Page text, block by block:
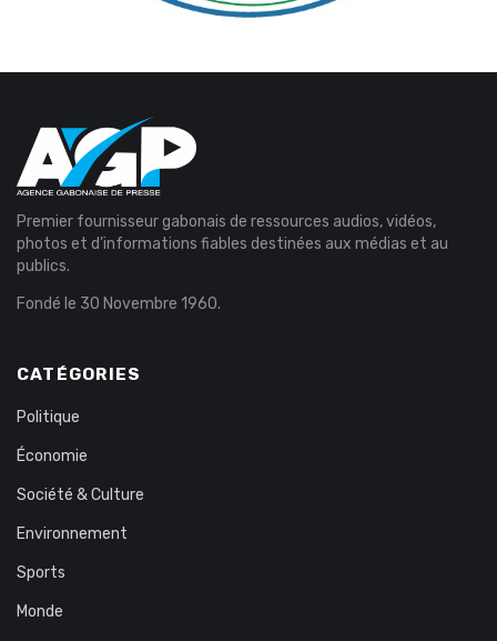
Premier fournisseur gabonais de ressources audios, vidéos,
photos et d’informations fiables destinées aux médias et au
publics.
Fondé le 30 Novembre 1960.
CATÉGORIES
Politique
Économie
Société & Culture
Environnement
Sports
Monde